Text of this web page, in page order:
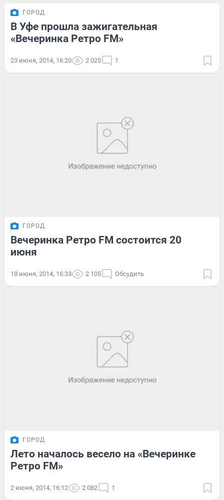
ГОРОД
В Уфе прошла зажигательная
«Вечеринка Ретро FM»
23 июня, 2014, 16:20 2 025 1
ГОРОД
Вечеринка Ретро FM состоится 20
июня
18 июня, 2014, 16:33 2 105 Обсудить
ГОРОД
Лето началось весело на «Вечеринке
Ретро FM»
2 июня, 2014, 16:12 2 082 1